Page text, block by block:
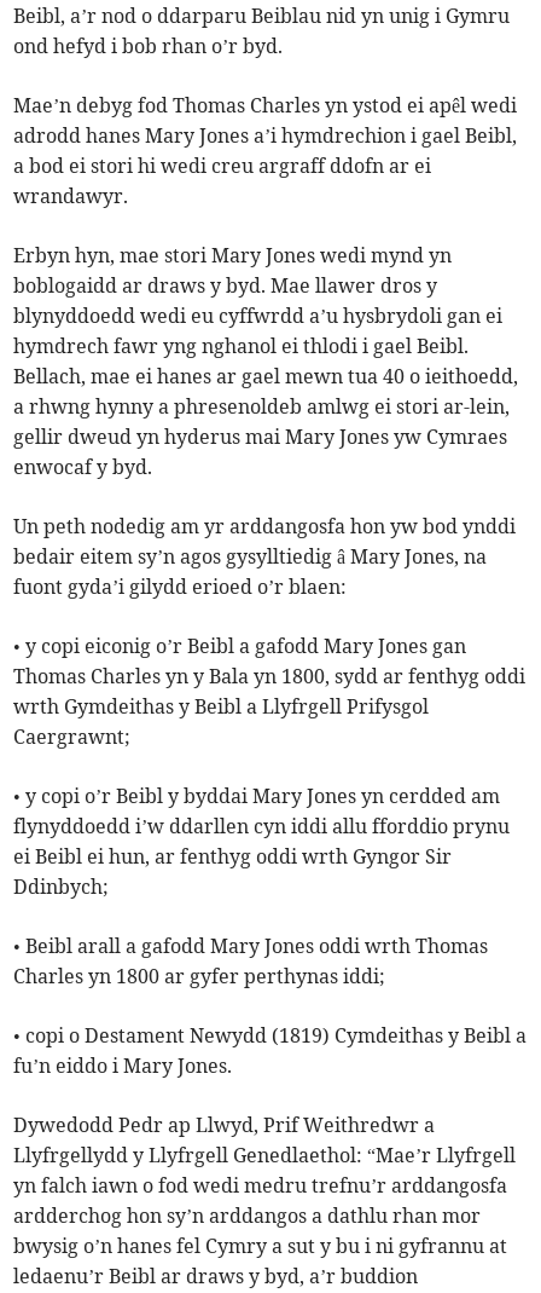
Beibl, a’r nod o ddarparu Beiblau nid yn unig i Gymru
ond hefyd i bob rhan o’r byd.
Mae’n debyg fod Thomas Charles yn ystod ei apêl wedi
adrodd hanes Mary Jones a’i hymdrechion i gael Beibl,
a bod ei stori hi wedi creu argraff ddofn ar ei
wrandawyr.
Erbyn hyn, mae stori Mary Jones wedi mynd yn
boblogaidd ar draws y byd. Mae llawer dros y
blynyddoedd wedi eu cyffwrdd a’u hysbrydoli gan ei
hymdrech fawr yng nghanol ei thlodi i gael Beibl.
Bellach, mae ei hanes ar gael mewn tua 40 o ieithoedd,
a rhwng hynny a phresenoldeb amlwg ei stori ar-lein,
gellir dweud yn hyderus mai Mary Jones yw Cymraes
enwocaf y byd.
Un peth nodedig am yr arddangosfa hon yw bod ynddi
bedair eitem sy’n agos gysylltiedig â Mary Jones, na
fuont gyda’i gilydd erioed o’r blaen:
• y copi eiconig o’r Beibl a gafodd Mary Jones gan
Thomas Charles yn y Bala yn 1800, sydd ar fenthyg oddi
wrth Gymdeithas y Beibl a Llyfrgell Prifysgol
Caergrawnt;
• y copi o’r Beibl y byddai Mary Jones yn cerdded am
flynyddoedd i’w ddarllen cyn iddi allu fforddio prynu
ei Beibl ei hun, ar fenthyg oddi wrth Gyngor Sir
Ddinbych;
• Beibl arall a gafodd Mary Jones oddi wrth Thomas
Charles yn 1800 ar gyfer perthynas iddi;
• copi o Destament Newydd (1819) Cymdeithas y Beibl a
fu’n eiddo i Mary Jones.
Dywedodd Pedr ap Llwyd, Prif Weithredwr a
Llyfrgellydd y Llyfrgell Genedlaethol: “Mae’r Llyfrgell
yn falch iawn o fod wedi medru trefnu’r arddangosfa
ardderchog hon sy’n arddangos a dathlu rhan mor
bwysig o’n hanes fel Cymry a sut y bu i ni gyfrannu at
ledaenu’r Beibl ar draws y byd, a’r buddion